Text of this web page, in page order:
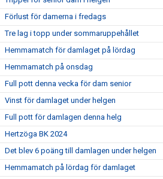
Förlust för damerna i fredags
Tre lag i topp under sommaruppehållet
Hemmamatch för damlaget på lördag
Hemmamatch på onsdag
Full pott denna vecka för dam senior
Vinst för damlaget under helgen
Full pott för damlagen denna helg
Hertzöga BK 2024
Det blev 6 poäng till damlagen under helgen
Hemmamatch på lördag för damlaget